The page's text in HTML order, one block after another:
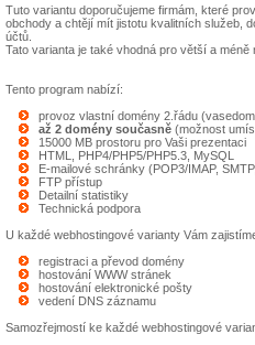
Tuto variantu doporučujeme firmám, které
obchody a chtějí mít jistotu kvalitních služeb,
účtů.
Tato varianta je také vhodná pro větší a méně
Tento program nabízí:
provoz vlastní domény 2.řádu
až 2 domény současně (možnost
15000 MB prostoru pro Vaši prezentaci
HTML, PHP4/PHP5/PHP5.3, MySQL
E-mailové schránky (POP3/IMAP,
FTP přístup
Detailní statistiky
Technická podpora
U každé webhostingové varianty Vám
registraci a převod domény
hostování WWW stránek
hostování elektronické pošty
vedení DNS záznamu
Samozřejmostí ke každé webhostingové